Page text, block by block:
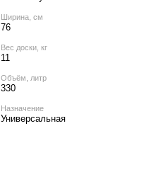
Ширина, см
76
Вес доски, кг
11
Объём, литр
330
Назначение
Универсальная